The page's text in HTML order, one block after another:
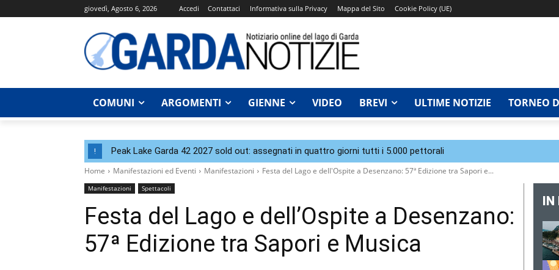
giovedì, Agosto 6, 2026 Accedi Contattaci Informativa sulla Privacy Mappa del Sito Cookie Policy (UE)
COMUNI ARGOMENTI GIENNE VIDEO BREVI ULTIME NOTIZIE TORNEO
! Peak Lake Garda 42 2027 sold out: assegnati in quattro giorni tutti i 5.000 pettorali
Home Manifestazioni ed Eventi Manifestazioni Festa del Lago e dell'Ospite a Desenzano: 57ª Edizione tra Sapori e...
Manifestazioni Spettacoli
Festa del Lago e dell’Ospite a Desenzano:
57ª Edizione tra Sapori e Musica
IN